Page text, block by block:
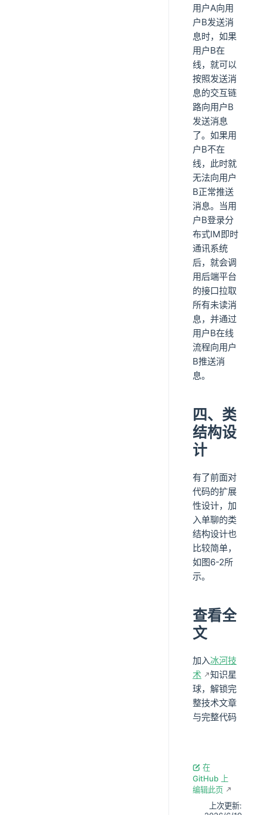
用户A向用
户B发送消
息时，如果
用户B在
线，就可以
按照发送消
息的交互链
路向用户B
发送消息
了。如果用
户B不在
线，此时就
无法向用户
B正常推送
消息。当用
户B登录分
布式IM即时
通讯系统
后，就会调
用后端平台
的接口拉取
所有未读消
息，并通过
用户B在线
流程向用户
B推送消
息。
四、类
结构设
计
有了前面对
代码的扩展
性设计，加
入单聊的类
结构设计也
比较简单，
如图6-2所
示。
查看全
文
加入冰河技
术
知识星
球，解锁完
整技术文章
与完整代码
在
GitHub 上
编辑此页
上次更新: